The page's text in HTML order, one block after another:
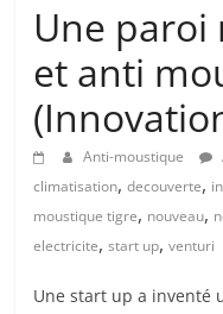
Une paroi
et anti
Anti-moustique
climatisation,decouverte,
moustique tigre, nouveau,
electricite,start up,venturi
Une start up a inventé